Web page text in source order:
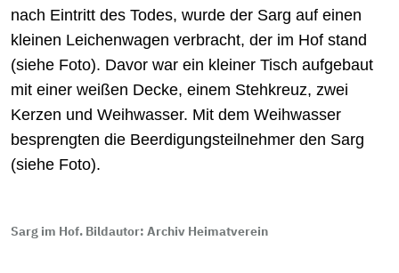
nach Eintritt des Todes, wurde der Sarg auf einen
kleinen Leichenwagen verbracht, der im Hof stand
(siehe Foto). Davor war ein kleiner Tisch aufgebaut
mit einer weißen Decke, einem Stehkreuz, zwei
Kerzen und Weihwasser. Mit dem Weihwasser
besprengten die Beerdigungsteilnehmer den Sarg
(siehe Foto).
Sarg im Hof. Bildautor: Archiv Heimatverein